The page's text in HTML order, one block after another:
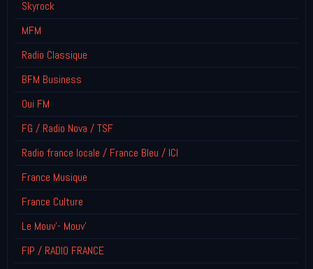
Skyrock
MFM
Radio Classique
BFM Business
Oui FM
FG / Radio Nova / TSF
Radio france locale / France Bleu / ICI
France Musique
France Culture
Le Mouv'- Mouv'
FIP / RADIO FRANCE